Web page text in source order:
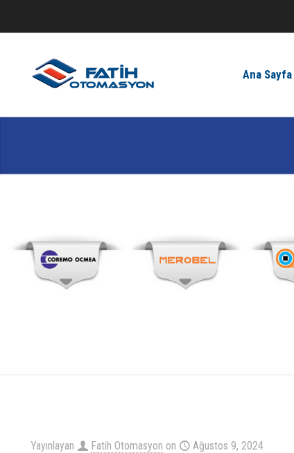
Ana Sayfa
Yayınlayan Fatih Otomasyon on Ağustos 9, 2024